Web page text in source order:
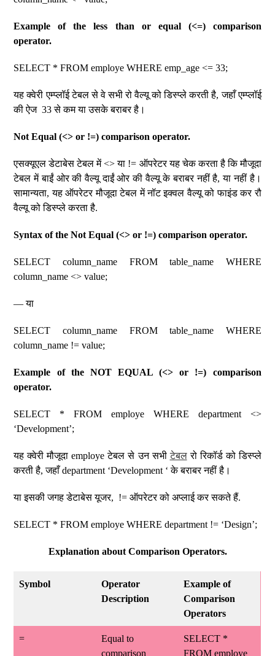
Example of the less than or equal (<=) comparison
operator.
SELECT * FROM employe WHERE emp_age <= 33;
यह क्वेरी एम्प्लॉई टेबल से वे सभी रो वैल्यू को डिस्प्ले करती है, जहाँ एम्प्लॉई
की ऐज 33 से कम या उसके बराबर है।
Not Equal (<> or !=) comparison operator.
एसक्यूएल डेटाबेस टेबल में <> या != ऑपरेटर यह चेक करता है कि मौजूदा
टेबल में बाईं ओर की वैल्यू दाईं ओर की वैल्यू के बराबर नहीं है, या नहीं है।
सामान्यता, यह ऑपरेटर मौजूदा टेबल में नॉट इक्वल वैल्यू को फाइंड कर रौ
वैल्यू को डिस्प्ले करता है.
Syntax of the Not Equal (<> or !=) comparison operator.
SELECT column_name FROM table_name WHERE
column_name <> value;
— या
SELECT column_name FROM table_name WHERE
column_name != value;
Example of the NOT EQUAL (<> or !=) comparison
operator.
SELECT * FROM employe WHERE department <>
‘Development’;
यह क्वेरी मौजूदा employe टेबल से उन सभीटेबलरो रिकॉर्ड को डिस्प्ले
करती है, जहाँ department ‘Development ‘ के बराबर नहीं है।
या इसकी जगह डेटाबेस यूजर, != ऑपरेटर को अप्लाई कर सकते हैं.
SELECT * FROM employe WHERE department != ‘Design’;
Explanation about Comparison Operators.
Symbol
Operator
Description
Example of
Comparison
Operators
=
Equal to
comparison
SELECT *
FROM employe